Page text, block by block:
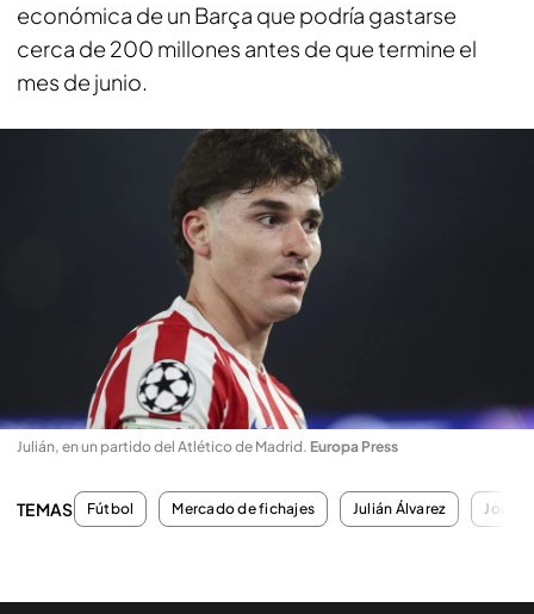
económica de un Barça que podría gastarse
cerca de 200 millones antes de que termine el
mes de junio.
Julián, en un partido del Atlético de Madrid. Europa Press
TEMAS Fútbol Mercado de fichajes Julián Álvarez Joan